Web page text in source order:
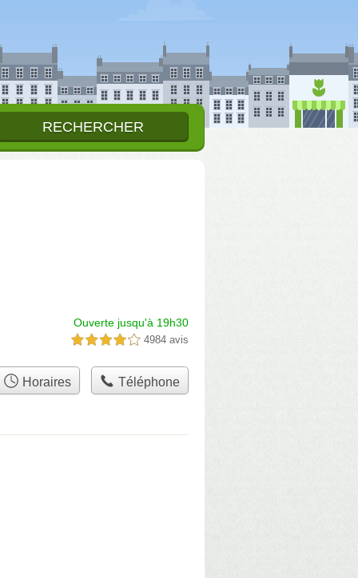
Ouverte jusqu'à 19h30
4,0 étoiles sur 5 4984 avis
Horaires Téléphone